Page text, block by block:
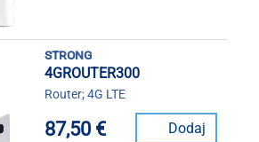
strong
4GROUTER300
Router; 4G LTE
87,50 € Dodaj